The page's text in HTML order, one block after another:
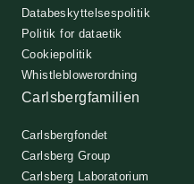
Databeskyttelsespolitik
Politik for dataetik
Cookiepolitik
Whistleblowerordning
Carlsbergfamilien
Carlsbergfondet
Carlsberg Group
Carlsberg Laboratorium